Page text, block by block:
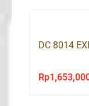
DC 8014
Rp